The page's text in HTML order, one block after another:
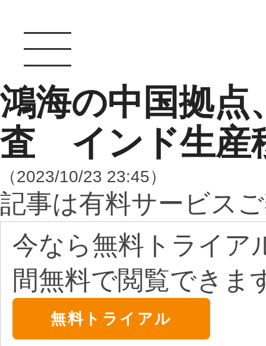
鴻海の中国拠点
査 インド生産
（2023/10/23 23:45）
記事は有料サービス
今なら無料トライア
間無料で閲覧できま
無料トライアル